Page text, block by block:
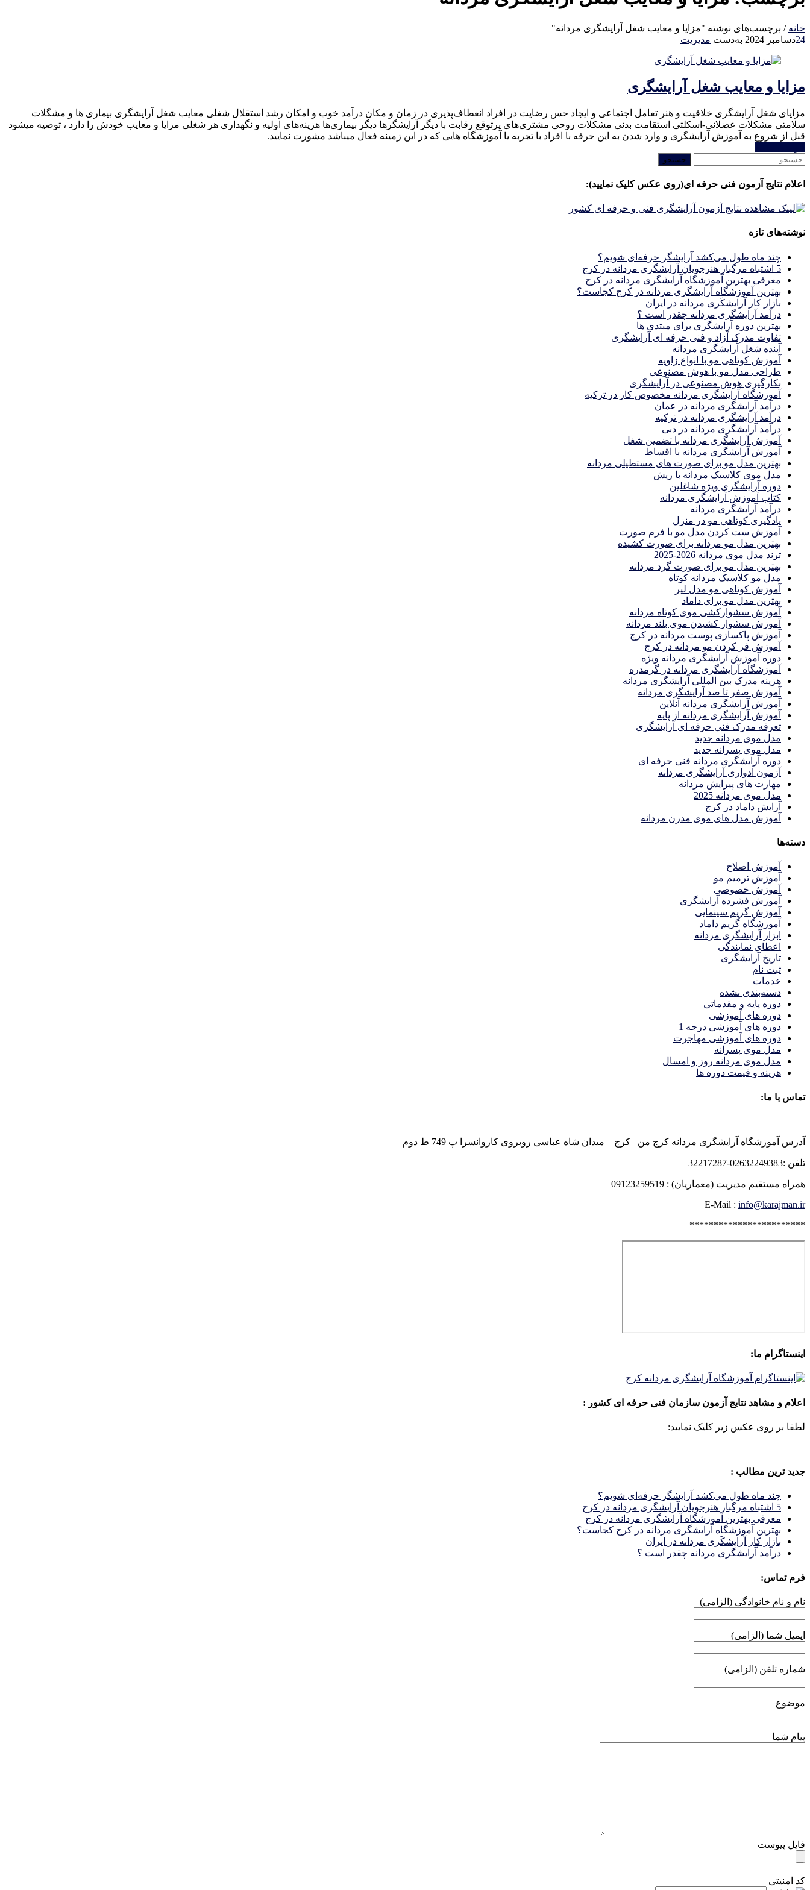
خانه / برچسب‌های نوشته "مزایا و معایب شغل آرایشگری مردانه"
24دسامبر 2024 به‌دست مدیریت
مزایا و معایب شغل آرایشگری
مزایای شغل آرایشگری خلاقیت و هنر تعامل اجتماعی و ایجاد حس رضایت در افراد انعطاف‌پذیری در زمان و مکان درآمد خوب و امکان رشد استقلال شغلی معایب شغل آرایشگری بیماری ها و مشگلات
سلامتی مشکلات عضلانی-اسکلتی استقامت بدنی مشکلات روحی مشتری‌های پرتوقع رقابت با دیگر آرایشگرها دیگر بیماری‌ها هزینه‌های اولیه و نگهداری هر شغلی مزایا و معایب خودش را دارد ، توصیه میشود
قبل از شروع به آموزش آرایشگری و وارد شدن به این حرفه با افراد با تجربه یا آموزشگاه هایی که در این زمینه فعال میباشد مشورت نمایید.
جستجو
اعلام نتایج آزمون فنی حرفه ای(روی عکس کلیک نمایید):
نوشته‌های تازه
چند ماه طول می‌کشد آرایشگر حرفه‌ای شویم؟
5 اشتباه مرگبار هنرجویان آرایشگری مردانه در کرج
معرفی بهترین آموزشگاه آرایشگری مردانه در کرج
بهترین آموزشگاه آرایشگری مردانه در کرج کجاست؟
بازار كار آرايشكَرى مردانه در ايران
درآمد آرایشگری مردانه چقدر است ؟
بهترین دوره آرایشگری برای مبتدی ها
تفاوت مدرک آزاد و فنی حرفه ای آرایشگری
آینده شغل آرایشگری مردانه
آموزش کوتاهی مو با انواع زاویه
طراحی مدل مو با هوش مصنوعی
بکارگیری هوش مصنوعی در آرایشگری
آموزشگاه آرایشگری مردانه مخصوص کار در ترکیه
درآمد آرایشگری مردانه در عمان
درآمد آرایشگری مردانه در ترکیه
درآمد آرایشگری مردانه در دبی
آموزش آرایشگری مردانه با تضمین شغل
آموزش آرایشگری مردانه با اقساط
بهترین مدل مو برای صورت های مستطیلی مردانه
مدل موی کلاسیک مردانه با ریش
دوره آرایشگری ویژه شاغلین
کتاب آموزش آرایشگری مردانه
درآمد آرایشگری مردانه
یادگیری كوتاهى مو در منزل
آموزش ست كردن مدل مو با فرم صورت
بهترین مدل مو مردانه برای صورت کشیده
ترند مدل موی مردانه 2026-2025
بهترين مدل مو براى صورت گرد مردانه
مدل مو کلاسیک مردانه کوتاه
آموزش کوتاهی مو مدل لیر
بهترین مدل مو برای داماد
آموزش سشوارکشی موی کوتاه مردانه
آموزش سشوار کشیدن موی بلند مردانه
آموزش پاکسازی پوست مردانه در کرج
آموزش فر کردن مو مردانه در کرج
دوره آموزش آرایشگری مردانه ویژه
آموزشگاه آرایشگری مردانه در گرمدره
هزینه مدرک بین المللی آرایشگری مردانه
آموزش صفر تا صد آرایشگری مردانه
آموزش آرایشگری مردانه آنلاین
آموزش آرایشگری مردانه از پایه
تعرفه مدرک فنی حرفه ای آرایشگری
مدل موی مردانه جدید
مدل موی پسرانه جدید
دوره آرایشگری مردانه فنی حرفه ای
آزمون ادواری آرایشگری مردانه
مهارت های پیرایش مردانه
مدل موی مردانه 2025
آرایش داماد در کرج
آموزش مدل های موی مدرن مردانه
دسته‌ها
آموزش اصلاح
آموزش ترمیم مو
آموزش خصوصی
آموزش فشرده آرایشگری
آموزش گریم سینمایی
آموزشگاه گریم داماد
ابزار آرایشگری مردانه
اعطای نمایندگی
تاریخ آرایشگری
ثبت نام
خدمات
دسته‌بندی نشده
دوره پایه و مقدماتی
دوره های آموزشی
دوره های آموزشی درجه 1
دوره های آموزشی مهاجرت
مدل موی پسرانه
مدل موی مردانه روز و امسال
هزینه و قیمت دوره ها
تماس با ما:
آدرس آموزشگاه آرایشگری مردانه کرج من –کرج – میدان شاه عباسی روبروی کاروانسرا پ 749 ط دوم
تلفن :02632249383-32217287
همراه مستقیم مدیریت (معماریان) : 09123259519
E-Mail : info@karajman.ir
************************
اینستاگرام ما:
اعلام و مشاهد نتایج آزمون سازمان فنی حرفه ای کشور :
لطفا بر روی عکس زیر کلیک نمایید:
جدید ترین مطالب :
چند ماه طول می‌کشد آرایشگر حرفه‌ای شویم؟
5 اشتباه مرگبار هنرجویان آرایشگری مردانه در کرج
معرفی بهترین آموزشگاه آرایشگری مردانه در کرج
بهترین آموزشگاه آرایشگری مردانه در کرج کجاست؟
بازار كار آرايشكَرى مردانه در ايران
درآمد آرایشگری مردانه چقدر است ؟
فرم تماس:
نام و نام خانوادگی (الزامی)
ایمیل شما (الزامی)
شماره تلفن (الزامی)
موضوع
پیام شما
فایل پیوست
کد امنیتی